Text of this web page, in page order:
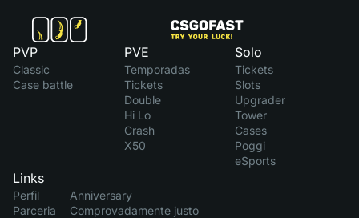
PVP
Classic
Case battle
PVE
Temporadas
Tickets
Double
Hi Lo
Crash
X50
Solo
Tickets
Slots
Upgrader
Tower
Cases
Poggi
eSports
Links
Perfil
Parceria
Anniversary
Comprovadamente justo